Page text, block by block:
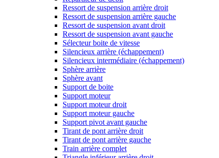
Ressort de suspension arrière droit
Ressort de suspension arrière gauche
Ressort de suspension avant droit
Ressort de suspension avant gauche
Sélecteur boite de vitesse
Silencieux arrière (échappement)
Silencieux intermédiaire (échappement)
Sphère arrière
Sphère avant
Support de boite
Support moteur
Support moteur droit
Support moteur gauche
Support pivot avant gauche
Tirant de pont arrière droit
Tirant de pont arrière gauche
Train arrière complet